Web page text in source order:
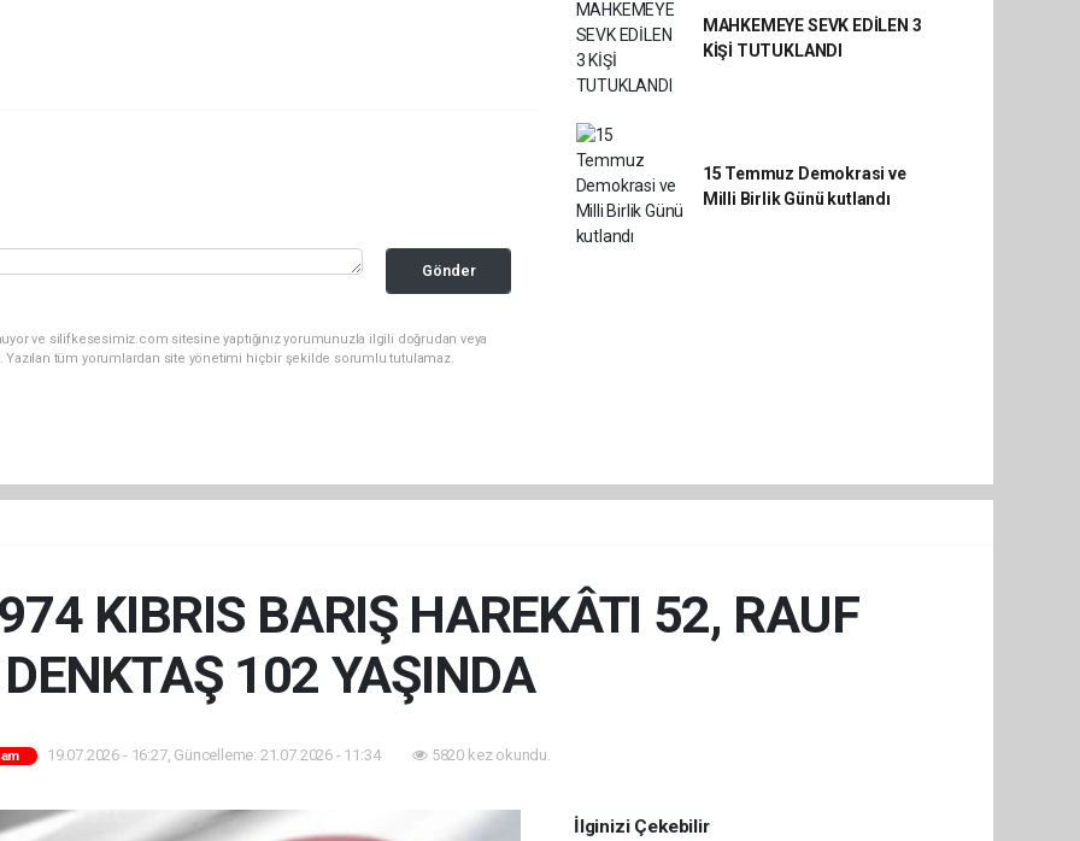
Gönder
ve silifkesesimiz.com sitesine yaptığınız yorumunuzla ilgili doğrudan veya
Yazılan tüm yorumlardan site yönetimi hiçbir şekilde sorumlu tutulamaz.
MAHKEMEYE SEVK EDİLEN 3
KİŞİ TUTUKLANDI
15 Temmuz Demokrasi ve
Milli Birlik Günü kutlandı
KIBRIS BARIŞ HAREKÂTI 52, RAUF
DENKTAŞ 102 YAŞINDA
19.07.2026 - 16:27, Güncelleme: 21.07.2026 - 11:34 5820 kez okundu.
İlginizi Çekebilir